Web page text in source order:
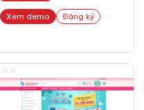
Xem demo Đăng ký